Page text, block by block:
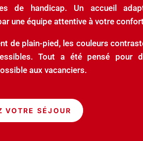
de handicap. Un accueil
une équipe attentive à votre
de plain-pied, les couleurs
Tout a été pensé pour
aux vacanciers.
VOTRE SÉJOUR